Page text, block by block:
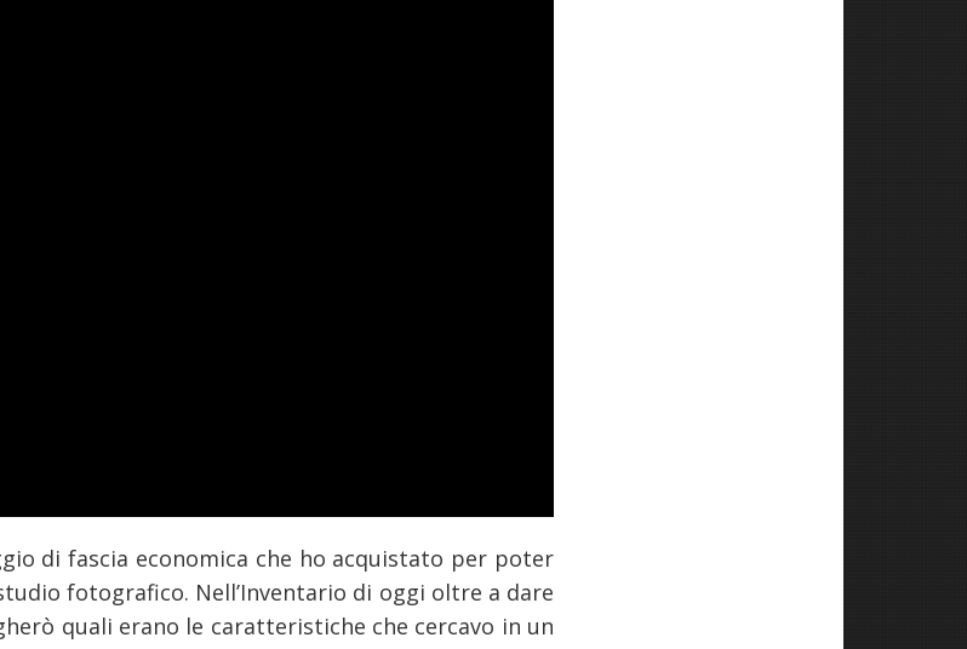
di fascia economica che ho acquistato per poter
fotografico. Nell’Inventario di oggi oltre a dare
quali erano le caratteristiche che cercavo in un